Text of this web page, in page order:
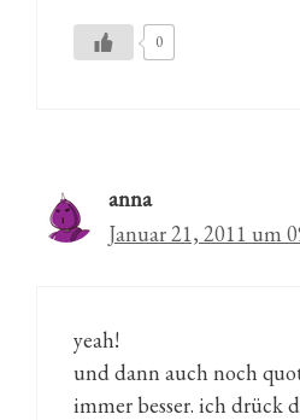
0
anna
Januar 21, 2011 um
yeah!
und dann auch noch
immer besser. ich drück